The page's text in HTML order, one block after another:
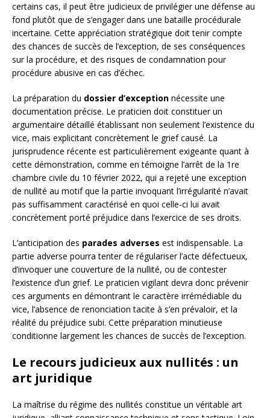
certains cas, il peut être judicieux de privilégier une défense au
fond plutôt que de s’engager dans une bataille procédurale
incertaine. Cette appréciation stratégique doit tenir compte
des chances de succès de l’exception, de ses conséquences
sur la procédure, et des risques de condamnation pour
procédure abusive en cas d’échec.
La préparation du dossier d’exception nécessite une
documentation précise. Le praticien doit constituer un
argumentaire détaillé établissant non seulement l’existence du
vice, mais explicitant concrètement le grief causé. La
jurisprudence récente est particulièrement exigeante quant à
cette démonstration, comme en témoigne l’arrêt de la 1re
chambre civile du 10 février 2022, qui a rejeté une exception
de nullité au motif que la partie invoquant l’irrégularité n’avait
pas suffisamment caractérisé en quoi celle-ci lui avait
concrètement porté préjudice dans l’exercice de ses droits.
L’anticipation des parades adverses est indispensable. La
partie adverse pourra tenter de régulariser l’acte défectueux,
d’invoquer une couverture de la nullité, ou de contester
l’existence d’un grief. Le praticien vigilant devra donc prévenir
ces arguments en démontrant le caractère irrémédiable du
vice, l’absence de renonciation tacite à s’en prévaloir, et la
réalité du préjudice subi. Cette préparation minutieuse
conditionne largement les chances de succès de l’exception.
Le recours judicieux aux nullités : un
art juridique
La maîtrise du régime des nullités constitue un véritable art